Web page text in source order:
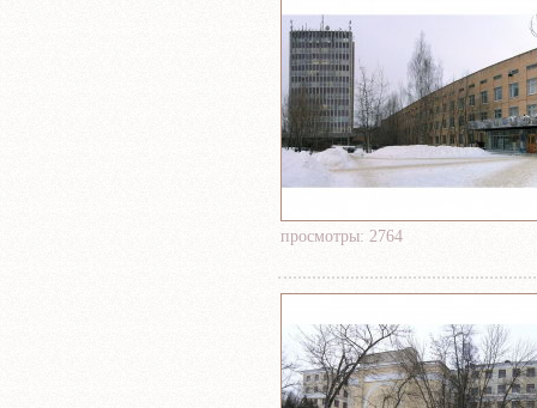
просмотры: 2764